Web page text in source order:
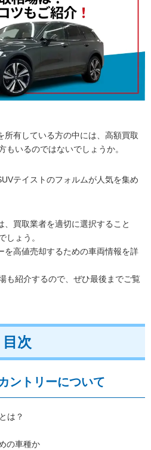
所有している方の中には、高額買取
もいるのではないでしょうか。
テイストのフォルムが人気を集め
、買取業者を適切に選択すること
しょう。
を高値売却するための車両情報を詳
も紹介するので、ぜひ最後までご覧
目次
ントリーについて
は？
の車種か